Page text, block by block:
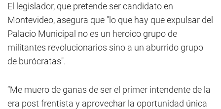
El legislador, que pretende ser candidato en
Montevideo, asegura que "lo que hay que expulsar del
Palacio Municipal no es un heroico grupo de
militantes revolucionarios sino a un aburrido grupo
de burócratas".
“Me muero de ganas de ser el primer intendente de la
era post frentista y aprovechar la oportunidad única